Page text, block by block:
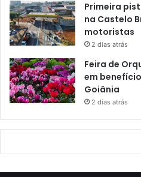
Primeira
na Castelo
motoristas
2 dias atrás
Feira de
em
Goiânia
2 dias atrás